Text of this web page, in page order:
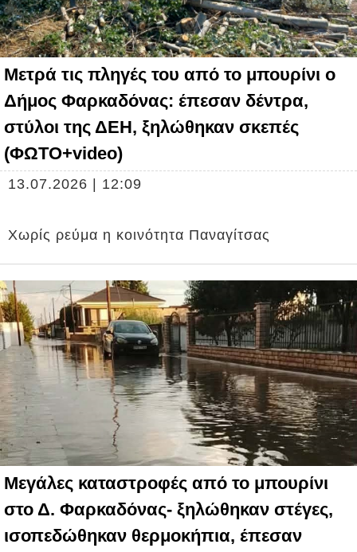
Μετρά τις πληγές του από το μπουρίνι ο
Δήμος Φαρκαδόνας: έπεσαν δέντρα,
στύλοι της ΔΕΗ, ξηλώθηκαν σκεπές
(ΦΩΤΟ+video)
13.07.2026 | 12:09
Χωρίς ρεύμα η κοινότητα Παναγίτσας
Mεγάλες καταστροφές από το μπουρίνι
στο Δ. Φαρκαδόνας- ξηλώθηκαν στέγες,
ισοπεδώθηκαν θερμοκήπια, έπεσαν